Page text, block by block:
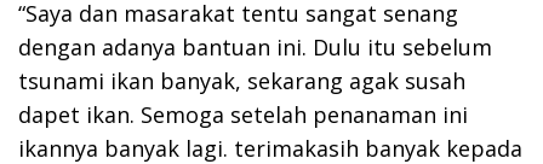
“Saya dan masarakat tentu sangat senang
dengan adanya bantuan ini. Dulu itu sebelum
tsunami ikan banyak, sekarang agak susah
dapet ikan. Semoga setelah penanaman ini
ikannya banyak lagi. terimakasih banyak kepada